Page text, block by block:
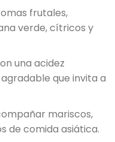
frutales,
verde, cítricos y
una acidez
que invita a
mariscos,
de comida asiática.